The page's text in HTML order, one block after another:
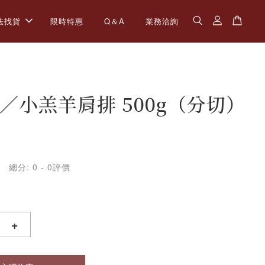
找貨 限時特惠 Q＆A 業務洽詢
小羔羊肩排 500g（分切）
總分:0 -0評價
+